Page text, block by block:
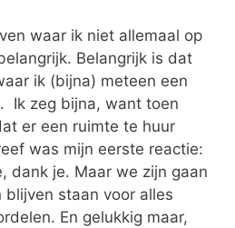
waar ik niet allemaal op
Belangrijk is dat
ik (bijna) meteen een
Ik zeg bijna, want toen
er een ruimte te huur
was mijn eerste reactie:
dank je. Maar we zijn gaan
blijven staan voor alles
En gelukkig maar,